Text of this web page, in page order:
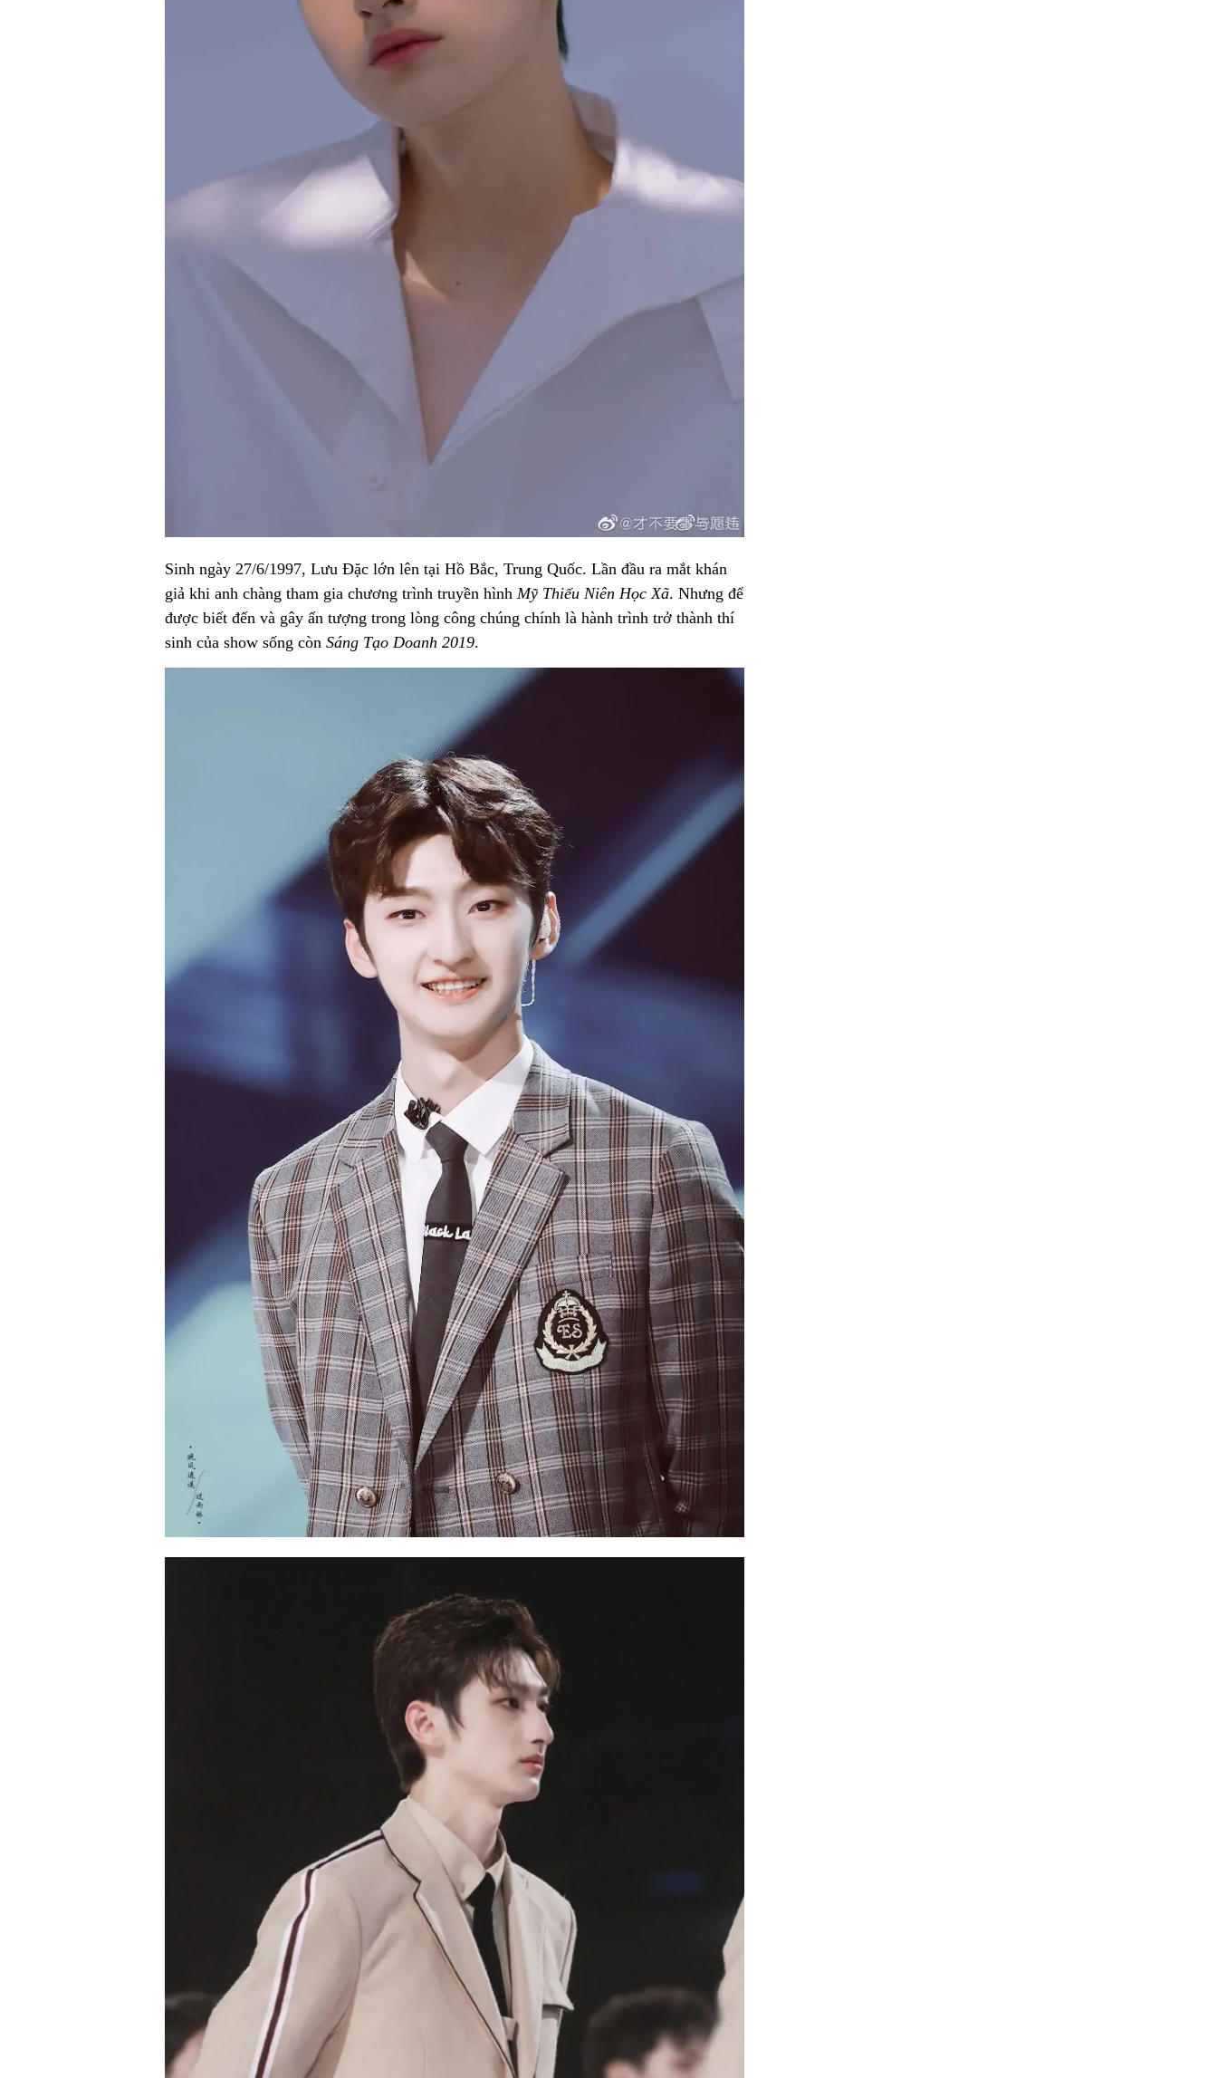
Sinh ngày 27/6/1997, Lưu Đặc lớn lên tại Hồ Bắc, Trung Quốc. Lần đầu ra mắt khán
giả khi anh chàng tham gia chương trình truyền hình Mỹ Thiếu Niên Học Xã. Nhưng để
được biết đến và gây ấn tượng trong lòng công chúng chính là hành trình trở thành thí
sinh của show sống còn Sáng Tạo Doanh 2019.